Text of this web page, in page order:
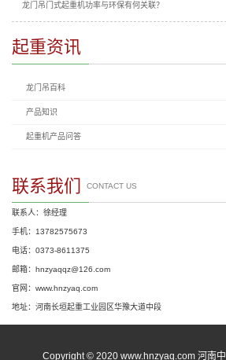
龙门吊门式起重机功率与环保有何关联？
起重资讯
龙门吊百科
产品知识
起重机产品问答
联系我们 CONTACT US
联系人：徐经理
手机：13782575673
电话：0373-8611375
邮箱：hnzyaqqz@126.com
官网：www.hnzyaq.com
地址：河南长垣起重工业园区华豫大道中段
Copyright © 2020 www.hnzyaq.com 河南